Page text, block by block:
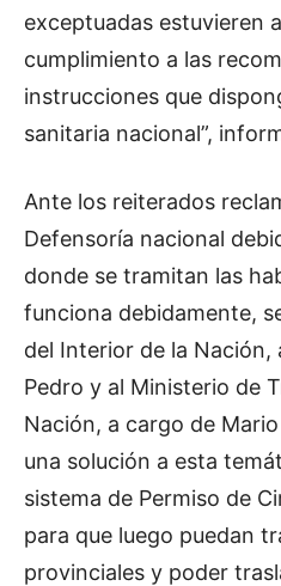
exceptuadas estuvieren
cumplimiento a las
instrucciones que
sanitaria nacional”,
Ante los reiterados
Defensoría nacional
donde se tramitan las
funciona debidamente,
del Interior de la Nación,
Pedro y al Ministerio de
Nación, a cargo de
una solución a esta
sistema de Permiso de
para que luego puedan
provinciales y poder